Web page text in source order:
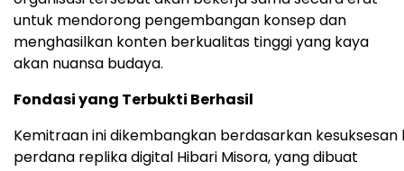
untuk mendorong pengembangan konsep dan
menghasilkan konten berkualitas tinggi yang kaya
akan nuansa budaya.
Fondasi yang Terbukti Berhasil
Kemitraan ini dikembangkan berdasarkan
perdana replika digital Hibari Misora, yang dibuat